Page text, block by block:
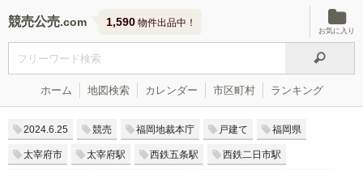
競売公売 1,590 物件出品中！
お気に入り
ホーム 地図検索 カレンダー 市区町村 ランキング
2024.6.25 競売 福岡地裁本庁 戸建て 福岡県
太宰府市 太宰府駅 西鉄五条駅 西鉄二日市駅